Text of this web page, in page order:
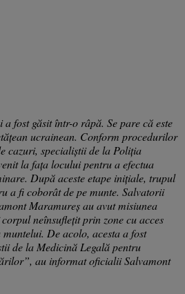
fost găsit într-o râpă. Se pare că este
ucrainean. Conform procedurilor
cazuri, specialiştii de la Poliţia
la faţa locului pentru a efectua
După aceste etape iniţiale, trupul
a fi coborât de pe munte. Salvatorii
Maramureş au avut misiunea
neînsufleţit prin zone cu acces
De acolo, acesta a fost
de la Medicină Legală pentru
au informat oficialii Salvamont